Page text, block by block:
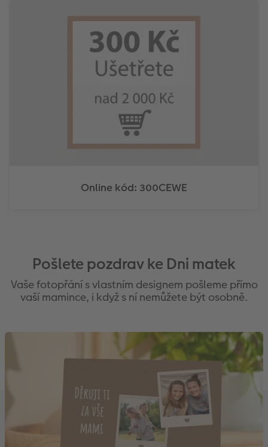
Online kód: 300CEWE
Pošlete pozdrav ke Dni matek
Vaše fotopřání s vlastním designem pošleme přímo
vaší mamince, i když s ní nemůžete být osobně.